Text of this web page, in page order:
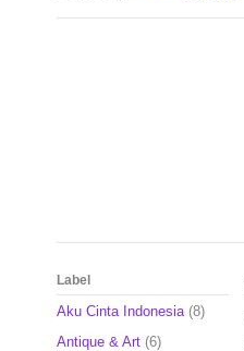
Label
Aku Cinta Indonesia (8)
Antique & Art (6)